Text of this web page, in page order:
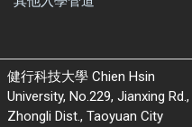
健行科技大學 Chien Hsin
University, No.229, Jianxing Rd.,
Zhongli Dist., Taoyuan City